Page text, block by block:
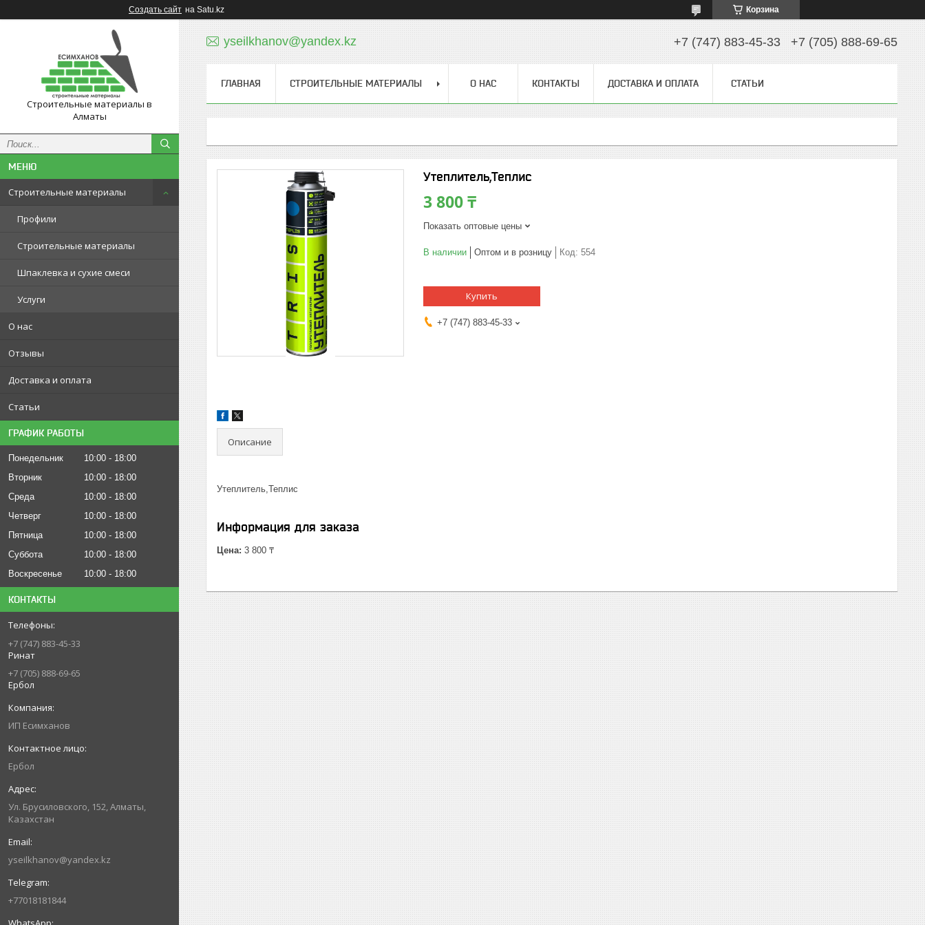
Создать сайт на Satu.kz Корзина
Строительные материалы в
Алматы
Строительные материалы
Профили
Строительные материалы
Шпаклевка и сухие смеси
Услуги
О нас
Отзывы
Доставка и оплата
Статьи
ГРАФИК РАБОТЫ
Понедельник 10:00
18:00
Вторник
10:00
18:00
Среда
10:00
18:00
Четверг
10:00
18:00
Пятница
10:00
18:00
Суббота
10:00
18:00
Воскресенье
10:00 18:00
КОНТАКТЫ
+7 (747) 883-45-33
Ринат
+7 (705) 888-69-65
Ербол
ИП Есимxанов
Ербол
Ул. Брусиловского, 152, Алматы,
Казахстан
yseilkhanov@yandex.kz
+77018181844
yseilkhanov@yandex.kz +7 (747) 883-45-33 +7 (705) 888-69-65
ГЛАВНАЯ СТРОИТЕЛЬНЫЕ МАТЕРИАЛЫ О НАС КОНТАКТЫ ДОСТАВКА И ОПЛАТА СТАТЬИ
Утеплитель,Теплис
3 800 ₸
Показать оптовые цены
В наличии Оптом и в розницу Код: 554
Купить
+7 (747) 883-45-33
Описание
Утеплитель,Теплис
Информация для заказа
Цена: 3 800 ₸